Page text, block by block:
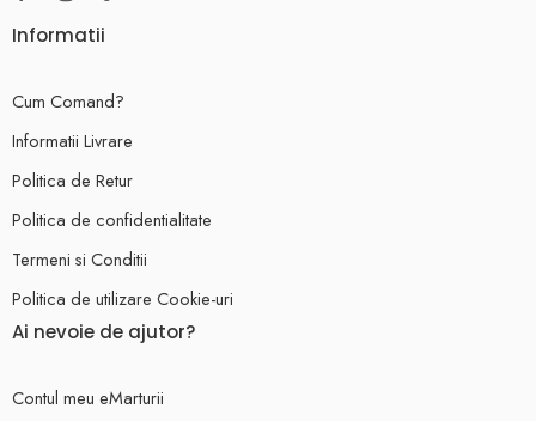
Informatii
Cum Comand?
Informatii Livrare
Politica de Retur
Politica de confidentialitate
Termeni si Conditii
Politica de utilizare Cookie-uri
Ai nevoie de ajutor?
Contul meu eMarturii